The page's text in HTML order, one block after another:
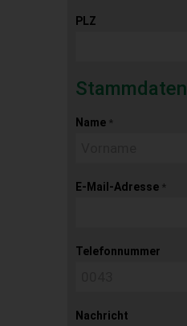
PLZ
Stammdaten
Name *
E-Mail-Adresse *
Telefonnummer
Nachricht